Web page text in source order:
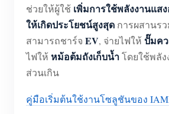
ช่วยให้ผู้ใช้ เพิ่มการใช้พลังงานแส
ให้เกิดประโยชน์สูงสุด การผสานร
สามารถชาร์จ EV, จ่ายไฟให้ ปั๊มค
ไฟให้ หม้อต้มถังเก็บน้ำโดยใช้พลั
ส่วนเกิน
คู่มือเริ่มต้นใช้งานโซลูชันของ